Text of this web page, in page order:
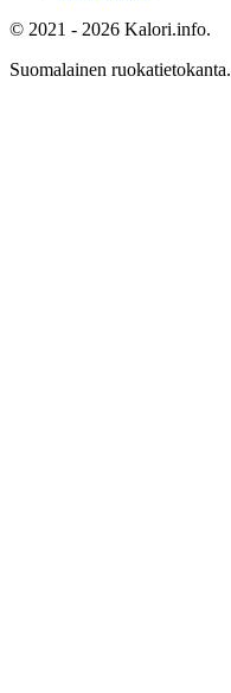
© 2021 - 2026 Kalori.info.
Suomalainen ruokatietokanta.